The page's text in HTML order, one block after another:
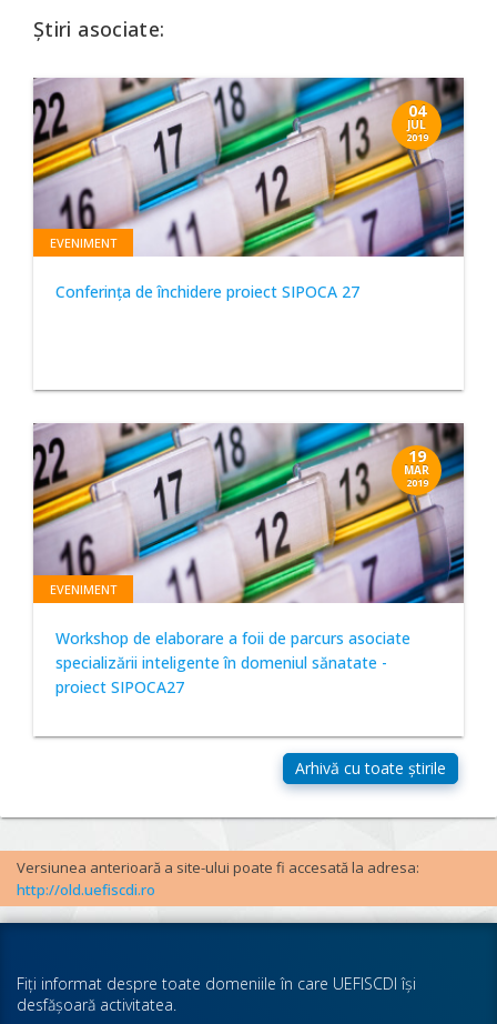
Știri asociate:
04
JUL
2019
EVENIMENT
Conferința de închidere proiect SIPOCA 27
19
MAR
2019
EVENIMENT
Workshop de elaborare a foii de parcurs asociate
specializării inteligente în domeniul sănatate -
proiect SIPOCA27
Versiunea anterioară a site-ului poate fi accesată la adresa:
http://old.uefiscdi.ro
Fiţi informat despre toate domeniile în care UEFISCDI îşi
desfăşoară activitatea.